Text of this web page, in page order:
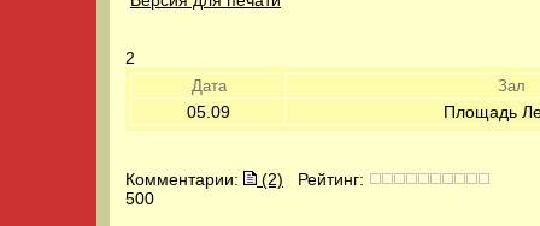
2
Дата Зал
05.09 Площадь
Комментарии: (2) Рейтинг:
500